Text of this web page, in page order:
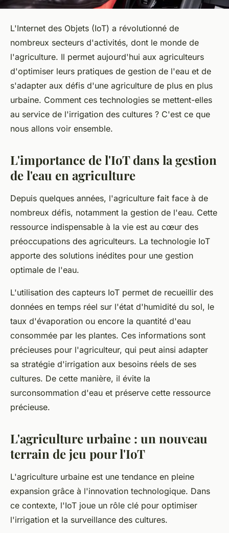
L'Internet des Objets (IoT) a révolutionné de
nombreux secteurs d'activités, dont le monde de
l'agriculture. Il permet aujourd'hui aux agriculteurs
d'optimiser leurs pratiques de gestion de l'eau et de
s'adapter aux défis d'une agriculture de plus en plus
urbaine. Comment ces technologies se mettent-elles
au service de l'irrigation des cultures ? C'est ce que
nous allons voir ensemble.
L'importance de l'IoT dans la gestion
de l'eau en agriculture
Depuis quelques années, l'agriculture fait face à de
nombreux défis, notamment la gestion de l'eau. Cette
ressource indispensable à la vie est au cœur des
préoccupations des agriculteurs. La technologie IoT
apporte des solutions inédites pour une gestion
optimale de l'eau.
L'utilisation des capteurs IoT permet de recueillir des
données en temps réel sur l'état d'humidité du sol, le
taux d'évaporation ou encore la quantité d'eau
consommée par les plantes. Ces informations sont
précieuses pour l'agriculteur, qui peut ainsi adapter
sa stratégie d'irrigation aux besoins réels de ses
cultures. De cette manière, il évite la
surconsommation d'eau et préserve cette ressource
précieuse.
L'agriculture urbaine : un nouveau
terrain de jeu pour l'IoT
L'agriculture urbaine est une tendance en pleine
expansion grâce à l'innovation technologique. Dans
ce contexte, l'IoT joue un rôle clé pour optimiser
l'irrigation et la surveillance des cultures.